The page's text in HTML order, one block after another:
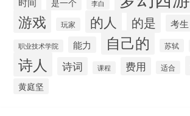
是一个 李白
游戏 玩家 的人 的是 考生
职业技术学院 能力 自己的 苏轼
诗人 诗词 课程 费用 适合
黄庭坚